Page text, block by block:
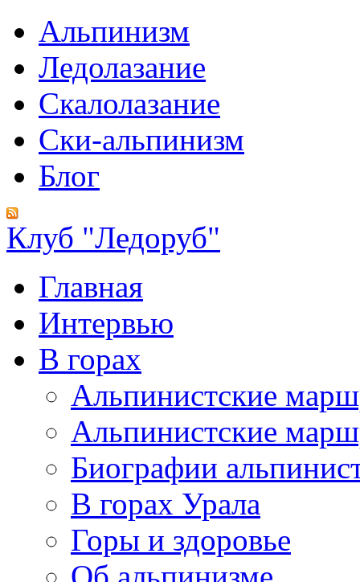
Альпинизм
Ледолазание
Скалолазание
Ски-альпинизм
Блог
Клуб "Ледоруб"
Главная
Интервью
В горах
Альпинистские
Альпинистские
Биографии
В горах Урала
Горы и здоровье